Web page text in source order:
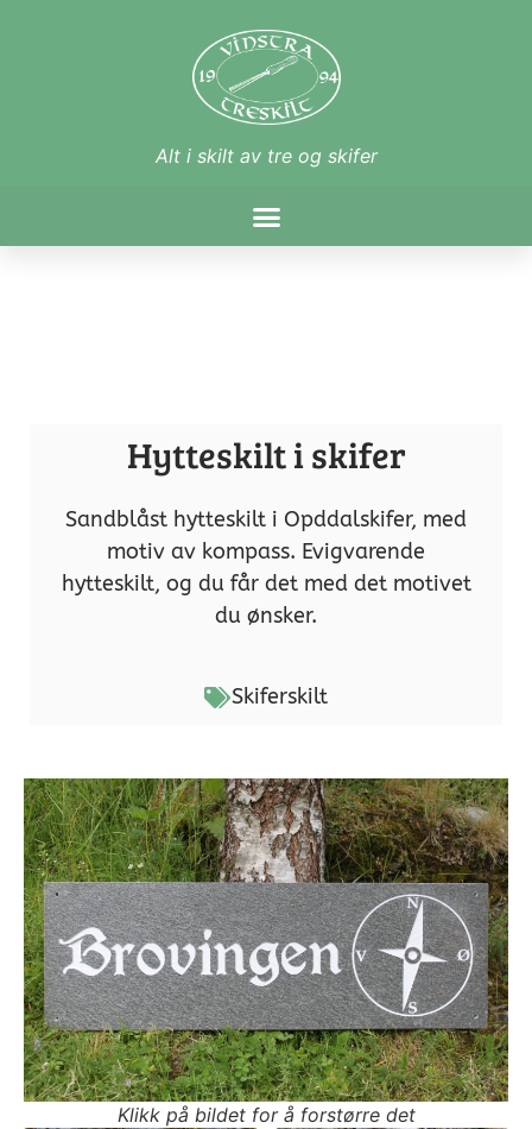
Alt i skilt av tre og skifer
Klikk på bildet for å forstørre det
Hytteskilt i skifer
Sandblåst hytteskilt i Opddalskifer, med
motiv av kompass. Evigvarende
hytteskilt, og du får det med det motivet
du ønsker.
Skiferskilt